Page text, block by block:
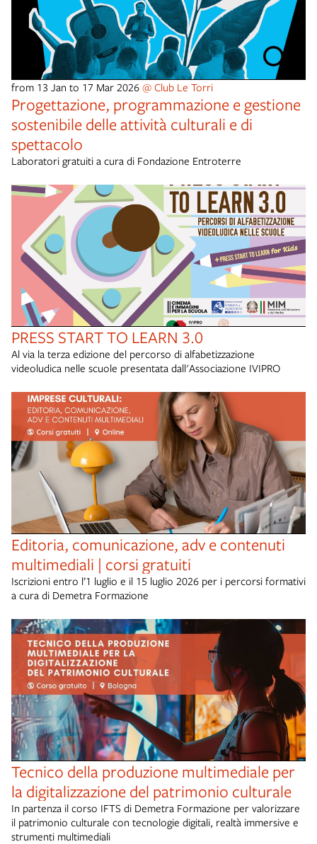
from 13 Jan to 17 Mar 2026 @ Club Le Torri
Progettazione, programmazione e gestione
sostenibile delle attività culturali e di
spettacolo
Laboratori gratuiti a cura di Fondazione Entroterre
PRESS START TO LEARN 3.0
Al via la terza edizione del percorso di alfabetizzazione
videoludica nelle scuole presentata dall'Associazione IVIPRO
Editoria, comunicazione, adv e contenuti
multimediali | corsi gratuiti
Iscrizioni entro l’1 luglio e il 15 luglio 2026 per i percorsi formativi
a cura di Demetra Formazione
Tecnico della produzione multimediale per
la digitalizzazione del patrimonio culturale
In partenza il corso IFTS di Demetra Formazione per valorizzare
il patrimonio culturale con tecnologie digitali, realtà immersive e
strumenti multimediali